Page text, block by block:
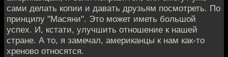
сами делать копии и давать друзьям посмотреть. По
принципу "Масяни". Это может иметь большой
успех. И, кстати, улучшить отношение к нашей
стране. А то, я замечал, американцы к нам как-то
хреново относятся.